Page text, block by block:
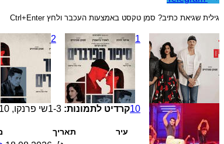
גילית שגיאת כתיב? סמן טקסט באמצעות העכבר ולחץ Ctrl+Enter
1
2
10קרדיט לתמונות: 1-3שי פרנקו,
עיר תאריך